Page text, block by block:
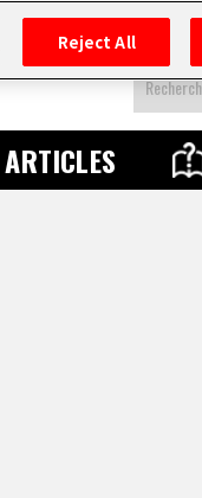
ARTICLES
Reject All